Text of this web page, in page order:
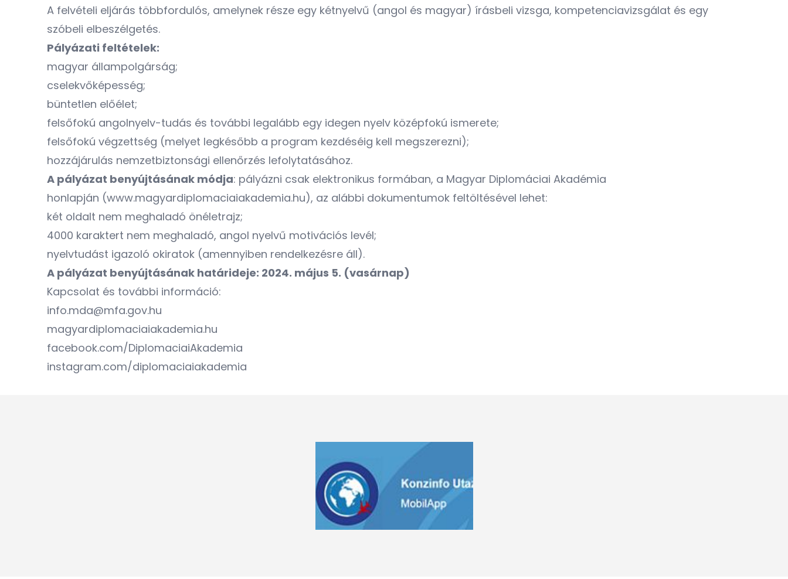
A felvételi eljárás többfordulós, amelynek része egy kétnyelvű (angol és magyar) írásbeli vizsga, kompetenciavizsgálat és egy
szóbeli elbeszélgetés.
Pályázati feltételek:
magyar állampolgárság;
cselekvőképesség;
büntetlen előélet;
felsőfokú angolnyelv-tudás és további legalább egy idegen nyelv középfokú ismerete;
felsőfokú végzettség (melyet legkésőbb a program kezdéséig kell megszerezni);
hozzájárulás nemzetbiztonsági ellenőrzés lefolytatásához.
A pályázat benyújtásának módja: pályázni csak elektronikus formában, a Magyar Diplomáciai Akadémia
honlapján (www.magyardiplomaciaiakademia.hu), az alábbi dokumentumok feltöltésével lehet:
két oldalt nem meghaladó önéletrajz;
4000 karaktert nem meghaladó, angol nyelvű motivációs levél;
nyelvtudást igazoló okiratok (amennyiben rendelkezésre áll).
A pályázat benyújtásának határideje: 2024. május 5. (vasárnap)
Kapcsolat és további információ:
info.mda@mfa.gov.hu
magyardiplomaciaiakademia.hu
facebook.com/DiplomaciaiAkademia
instagram.com/diplomaciaiakademia